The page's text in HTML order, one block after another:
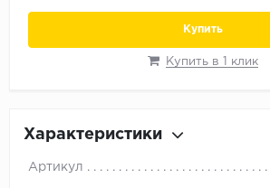
Купить
Купить в 1 клик
Характеристики
Артикул